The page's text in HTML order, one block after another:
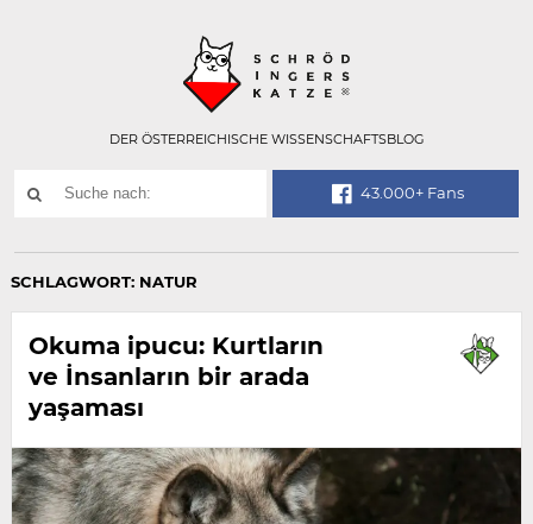
DER ÖSTERREICHISCHE WISSENSCHAFTSBLOG
SUCHE
43.000+ Fans
SCHLAGWORT: NATUR
Okuma ipucu: Kurtların
ve İnsanların bir arada
yaşaması